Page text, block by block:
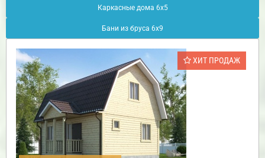
Каркасные дома 6х5
Бани из бруса 6х9
ХИТ ПРОДАЖ